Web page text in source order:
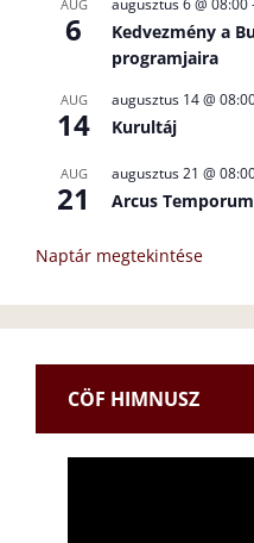
AUG
6
augusztus 6 @ 08:00
Kedvezmény a
programjaira
AUG
14
augusztus 14 @
Kurultáj
AUG
21
augusztus 21 @
Arcus
Naptár megtekintése
CÖF HIMNUSZ